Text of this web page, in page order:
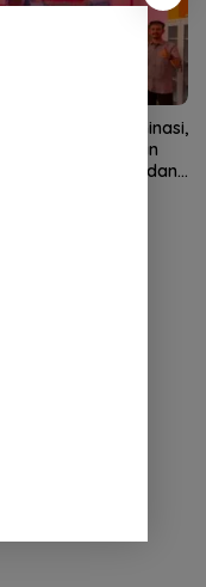
Tanpa Diskriminasi,
Gelar Pemilihan
Lintas Gender dan